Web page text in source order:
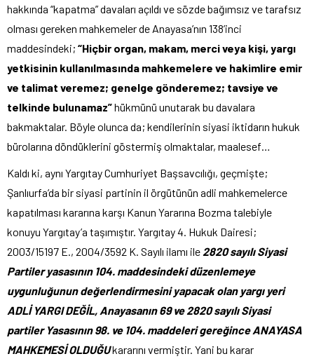
hakkında “kapatma” davaları açıldı ve sözde bağımsız ve tarafsız
olması gereken mahkemeler de Anayasa’nın 138’inci
maddesindeki; “Hiçbir organ, makam, merci veya kişi, yargı
yetkisinin kullanılmasında mahkemelere ve hakimlire emir
ve talimat veremez; genelge gönderemez; tavsiye ve
telkinde bulunamaz”hükmünü unutarak bu davalara
bakmaktalar. Böyle olunca da; kendilerinin siyasi iktidarın hukuk
bürolarına döndüklerini göstermiş olmaktalar, maalesef…
Kaldı ki, aynı Yargıtay Cumhuriyet Başsavcılığı, geçmişte;
Şanlıurfa’da bir siyasi partinin il örgütünün adli mahkemelerce
kapatılması kararına karşı Kanun Yararına Bozma talebiyle
konuyu Yargıtay’a taşımıştır. Yargıtay 4. Hukuk Dairesi;
2003/15197 E., 2004/3592 K. Sayılı ilamı ile 2820 sayılı Siyasi
Partiler yasasının 104. maddesindeki düzenlemeye
uygunluğunun değerlendirmesini yapacak olan yargı yeri
ADLİ YARGI DEĞİL, Anayasanın 69 ve 2820 sayılı Siyasi
partiler Yasasının 98. ve 104. maddeleri gereğince ANAYASA
MAHKEMESİ OLDUĞUkararını vermiştir. Yani bu karar